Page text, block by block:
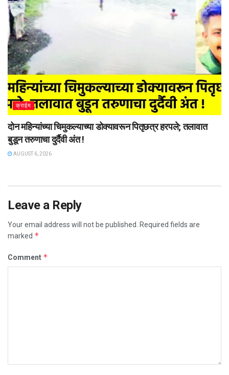
क्राईम
दोन महिन्यांच्या चिमुकल्याच्या डोक्यावरून पितृछत्र हरपले; तलावात
बुडून तरुणाचा दुर्दैवी अंत !
AUGUST 6, 2026
Leave a Reply
Your email address will not be published.
Required fields are
marked *
Comment *